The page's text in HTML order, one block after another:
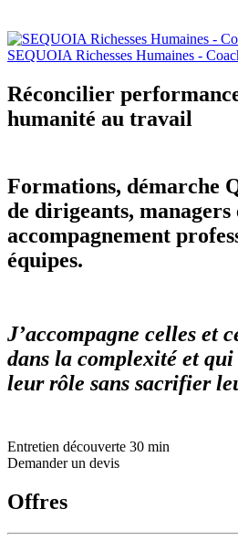
SEQUOIA Richesses Humaines -
Réconcilier
humanité au travail
Formations, démarche
de dirigeants, managers
accompagnement
équipes.
J’accompagne celles et
dans la complexité et
leur rôle sans sacrifier
Entretien découverte 30 min
Demander un devis
Offres